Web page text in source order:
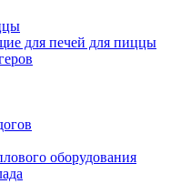
для печей для пиццы
оборудования